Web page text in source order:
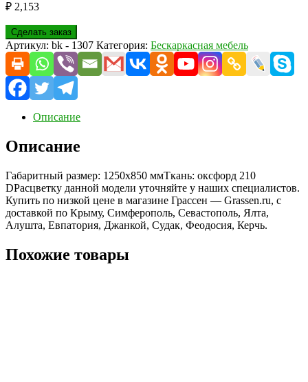
₽ 2,153
Сделать заказ
Артикул: bk - 1307 Категория: Бескаркасная мебель
Описание
Описание
Габаритный размер: 1250х850 ммТкань: оксфорд 210
DРасцветку данной модели уточняйте у наших специалистов.
Купить по низкой цене в магазине Грассен — Grassen.ru, с
доставкой по Крыму, Симферополь, Севастополь, Ялта,
Алушта, Евпатория, Джанкой, Судак, Феодосия, Керчь.
Похожие товары